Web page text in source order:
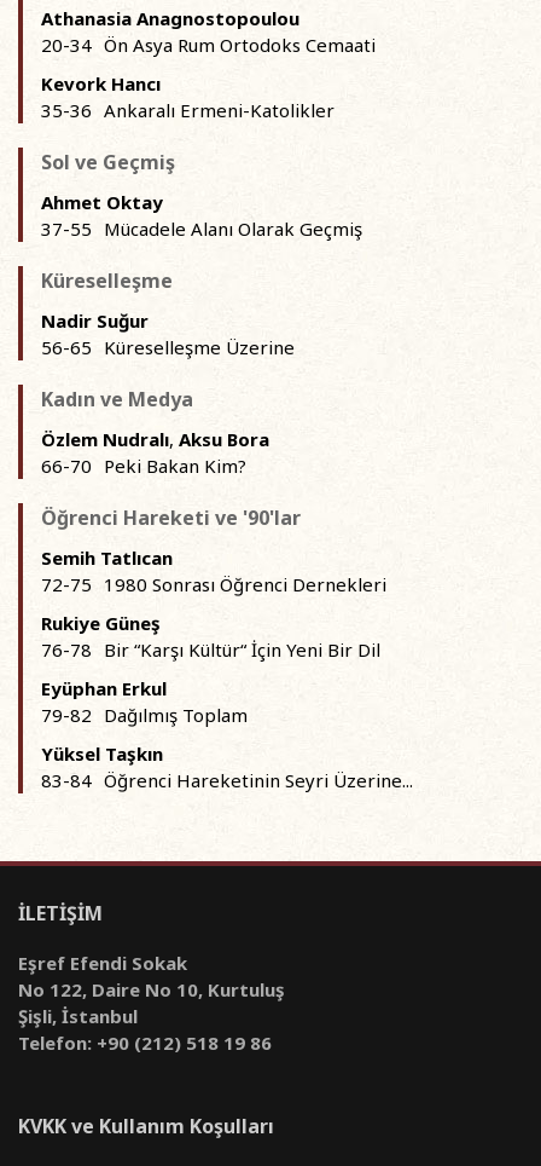
Athanasia Anagnostopoulou
20-34 Ön Asya Rum Ortodoks Cemaati
Kevork Hancı
35-36 Ankaralı Ermeni-Katolikler
Sol ve Geçmiş
Ahmet Oktay
37-55 Mücadele Alanı Olarak Geçmiş
Küreselleşme
Nadir Suğur
56-65 Küreselleşme Üzerine
Kadın ve Medya
Özlem Nudralı, Aksu Bora
66-70 Peki Bakan Kim?
Öğrenci Hareketi ve '90'lar
Semih Tatlıcan
72-75 1980 Sonrası Öğrenci Dernekleri
Rukiye Güneş
76-78 Bir “Karşı Kültür“ İçin Yeni Bir Dil
Eyüphan Erkul
79-82 Dağılmış Toplam
Yüksel Taşkın
83-84 Öğrenci Hareketinin Seyri Üzerine...
İLETİŞİM
Eşref Efendi Sokak
No 122, Daire No 10, Kurtuluş
Şişli, İstanbul
Telefon: +90 (212) 518 19 86
KVKK ve Kullanım Koşulları